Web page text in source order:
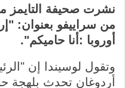
نشرت صحيفة التايمز
من سراييفو بعنوان:
"
أوروبا :أنا حاميكم".
وتقول لوسيندا إن
أردوغان تحدث بلهجة